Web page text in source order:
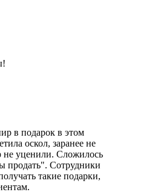
в подарок в этом
оскол, заранее не
не уценили. Сложилось
продать". Сотрудники
такие подарки,